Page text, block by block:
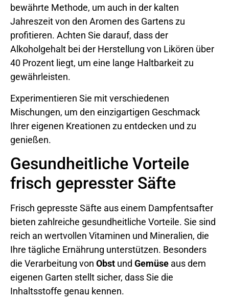
bewährte Methode, um auch in der kalten
Jahreszeit von den Aromen des Gartens zu
profitieren. Achten Sie darauf, dass der
Alkoholgehalt bei der Herstellung von Likören über
40 Prozent liegt, um eine lange Haltbarkeit zu
gewährleisten.
Experimentieren Sie mit verschiedenen
Mischungen, um den einzigartigen Geschmack
Ihrer eigenen Kreationen zu entdecken und zu
genießen.
Gesundheitliche Vorteile
frisch gepresster Säfte
Frisch gepresste Säfte aus einem Dampfentsafter
bieten zahlreiche gesundheitliche Vorteile. Sie sind
reich an wertvollen Vitaminen und Mineralien, die
Ihre tägliche Ernährung unterstützen. Besonders
die Verarbeitung von Obst und Gemüse aus dem
eigenen Garten stellt sicher, dass Sie die
Inhaltsstoffe genau kennen.